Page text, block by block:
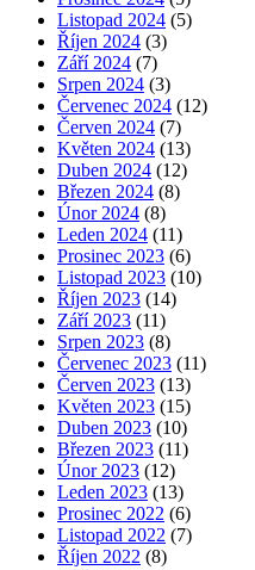
Listopad 2024 (5)
Říjen 2024 (3)
Září 2024 (7)
Srpen 2024 (3)
Červenec 2024 (12)
Červen 2024 (7)
Květen 2024 (13)
Duben 2024 (12)
Březen 2024 (8)
Únor 2024 (8)
Leden 2024 (11)
Prosinec 2023 (6)
Listopad 2023 (10)
Říjen 2023 (14)
Září 2023 (11)
Srpen 2023 (8)
Červenec 2023 (11)
Červen 2023 (13)
Květen 2023 (15)
Duben 2023 (10)
Březen 2023 (11)
Únor 2023 (12)
Leden 2023 (13)
Prosinec 2022 (6)
Listopad 2022 (7)
Říjen 2022 (8)